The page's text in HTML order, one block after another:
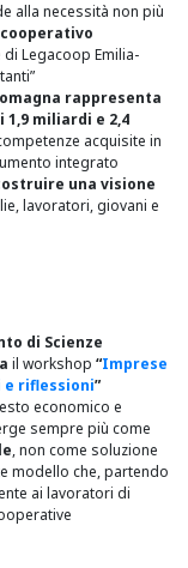
alla necessità non più
Legacoop Emilia-
rappresenta
miliardi e 2,4
acquisite in
integrato
una visione
lavoratori, giovani e
di Scienze
il workshop “Imprese
e riflessioni”
economico e
sempre più come
, non come soluzione
modello che, partendo
ai lavoratori di